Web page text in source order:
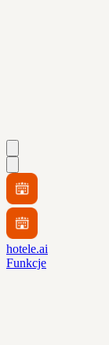
hotele.ai
Funkcje